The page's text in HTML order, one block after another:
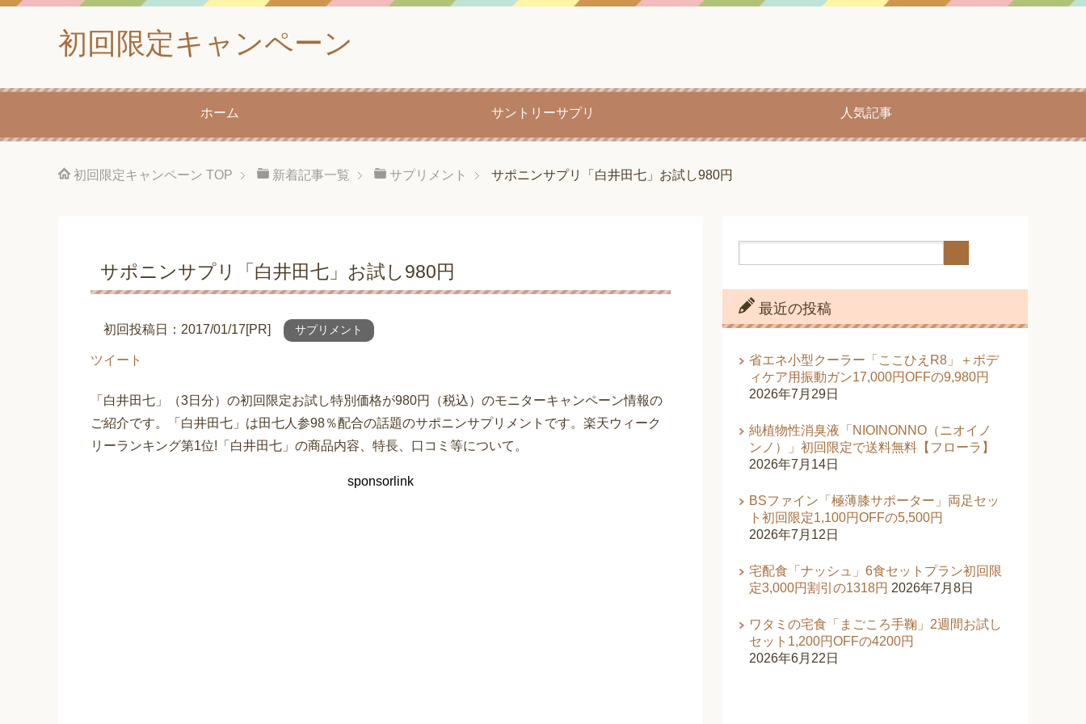
初回限定キャンペーン
ホーム サントリーサプリ 人気記事
初回限定キャンペーン TOP 新着記事一覧 サプリメント サポニンサプリ「白井田七」お試し980円
サポニンサプリ「白井田七」お試し980円
初回投稿日：2017/01/17[PR] サプリメント
ツイート
「白井田七」（3日分）の初回限定お試し特別価格が980円（税込）のモニターキャンペーン情報の
ご紹介です。「白井田七」は田七人参98％配合の話題のサポニンサプリメントです。楽天ウィーク
リーランキング第1位!「白井田七」の商品内容、特長、口コミ等について。
sponsorlink
最近の投稿
省エネ小型クーラー「ここひえR8」＋ボデ
ィケア用振動ガン17,000円OFFの9,980円
2026年7月29日
純植物性消臭液「NIOINONNO（ニオイノ
ンノ）」初回限定で送料無料【フローラ】
2026年7月14日
BSファイン「極薄膝サポーター」両足セッ
ト初回限定1,100円OFFの5,500円
2026年7月12日
宅配食「ナッシュ」6食セットプラン初回限
定3,000円割引の1318円 2026年7月8日
ワタミの宅食「まごころ手鞠」2週間お試し
セット1,200円OFFの4200円
2026年6月22日